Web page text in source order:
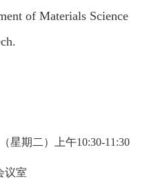
of Materials Science
星期二）上午10:30-11:30
议室